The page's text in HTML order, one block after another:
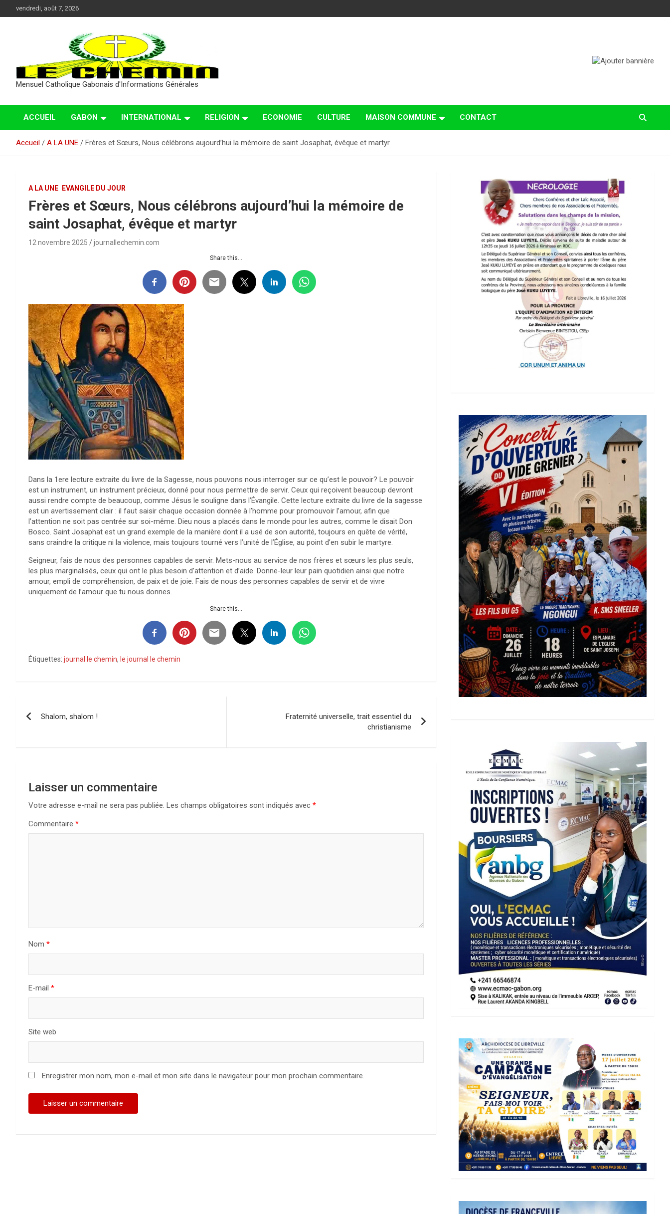
au
vendredi, août 7, 2026
Mensuel Catholique Gabonais d'Informations Générales
ACCUEIL GABON INTERNATIONAL RELIGION ECONOMIE CULTURE MAISON COMMUNE CONTACT
Accueil A LA UNE Frères et Sœurs, Nous célébrons aujourd’hui la mémoire de saint Josaphat, évêque et martyr
A LA UNE EVANGILE DU JOUR
Frères et Sœurs, Nous célébrons aujourd’hui la mémoire de
saint Josaphat, évêque et martyr
12 novembre 2025 journallechemin.com
Share this...
Dans la 1ere lecture extraite du livre de la Sagesse, nous pouvons nous interroger sur ce qu’est le pouvoir? Le pouvoir
est un instrument, un instrument précieux, donné pour nous permettre de servir. Ceux qui reçoivent beaucoup devront
aussi rendre compte de beaucoup, comme Jésus le souligne dans l’Évangile. Cette lecture extraite du livre de la sagesse
est un avertissement clair : il faut saisir chaque occasion donnée à l’homme pour promouvoir l’amour, afin que
l’attention ne soit pas centrée sur soi-même. Dieu nous a placés dans le monde pour les autres, comme le disait Don
Bosco. Saint Josaphat est un grand exemple de la manière dont il a usé de son autorité, toujours en quête de vérité,
sans craindre la critique ni la violence, mais toujours tourné vers l’unité de l’Église, au point d’en subir le martyre.
Seigneur, fais de nous des personnes capables de servir. Mets-nous au service de nos frères et sœurs les plus seuls,
les plus marginalisés, ceux qui ont le plus besoin d’attention et d’aide. Donne-leur leur pain quotidien ainsi que notre
amour, empli de compréhension, de paix et de joie. Fais de nous des personnes capables de servir et de vivre
uniquement de l’amour que tu nous donnes.
Share this...
Étiquettes: journal le chemin, le journal le chemin
de
l’article
Shalom, shalom !
Fraternité universelle, trait essentiel du
christianisme
Laisser un commentaire
Votre adresse e-mail ne sera pas publiée. Les champs obligatoires sont indiqués avec *
Commentaire *
Nom *
E-mail *
Site web
Enregistrer mon nom, mon e-mail et mon site dans le navigateur pour mon prochain commentaire.